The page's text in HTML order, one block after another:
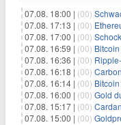
07.08. 18:00 | (00)
07.08. 17:13 | (00) Ethereum-
07.08. 17:00 | (00) Schock im
07.08. 16:59 | (00) Bitcoin zeigt
07.08. 16:36 | (00) Ripple-
07.08. 16:18 | (00) Carbon
07.08. 16:14 | (00) Bitcoin
07.08. 16:00 | (00) Gold
07.08. 15:17 | (00) Cardano
07.08. 15:00 | (00) Goldpreis